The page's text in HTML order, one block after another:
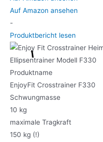
Auf Amazon ansehen
-
Produktbericht lesen
Produktname
EnjoyFit Crosstrainer F330
Schwungmasse
10 kg
maximale Tragkraft
150 kg (!)